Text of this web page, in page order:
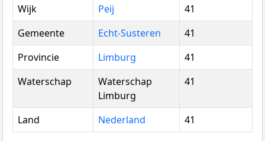
Wijk
Peij
41
Gemeente
Echt-Susteren
41
Provincie
Limburg
41
Waterschap
Waterschap
Limburg
41
Land Nederland 41